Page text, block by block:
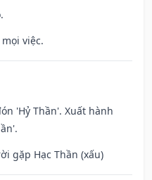
việc.
'Hỷ Thần'. Xuất hành
gặp Hạc Thần (xấu)